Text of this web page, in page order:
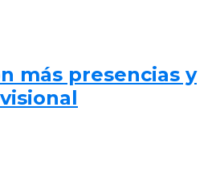
más presencias y